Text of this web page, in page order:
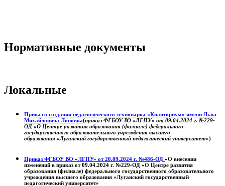
Нормативные документы
Локальные
Приказ о создании педагогического технопарка «Кванториум» имени Льва
Михайловича Лоповка(приказ ФГБОУ ВО «ЛГПУ» от 09.04.2024 г. №229-
ОД «О Центре развития образования (филиале) федерального
государственного образовательного учреждения высшего
образования «Луганский государственный педагогический университет»)
Приказ ФГБОУ ВО «ЛГПУ» от 20.09.2024 г. №486-ОД «О внесении
изменений в приказ от 09.04.2024 г. №229-ОД «О Центре развития
образования (филиале) федерального государственного образовательного
учреждения высшего образования «Луганский государственный
педагогический университет»